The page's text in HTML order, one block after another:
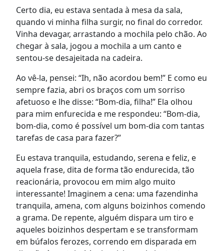
Certo dia, eu estava sentada à mesa da sala,
quando vi minha filha surgir, no final do corredor.
Vinha devagar, arrastando a mochila pelo chão. Ao
chegar à sala, jogou a mochila a um canto e
sentou-se desajeitada na cadeira.
Ao vê-la, pensei: “Ih, não acordou bem!” E como eu
sempre fazia, abri os braços com um sorriso
afetuoso e lhe disse: “Bom-dia, filha!” Ela olhou
para mim enfurecida e me respondeu: “Bom-dia,
bom-dia, como é possível um bom-dia com tantas
tarefas de casa para fazer?”
Eu estava tranquila, estudando, serena e feliz, e
aquela frase, dita de forma tão endurecida, tão
reacionária, provocou em mim algo muito
interessante! Imaginem a cena: uma fazendinha
tranquila, amena, com alguns boizinhos comendo
a grama. De repente, alguém dispara um tiro e
aqueles boizinhos despertam e se transformam
em búfalos ferozes, correndo em disparada em